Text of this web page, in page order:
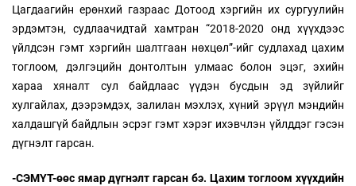
Цагдаагийн ерөнхий газраас Дотоод хэргийн их сургуулийн
эрдэмтэн, судлаачидтай хамтран “2018-2020 онд хүүхдээс
үйлдсэн гэмт хэргийн шалтгаан нөхцөл”-ийг судлахад цахим
тоглоом, дэлгэцийн донтолтын улмаас болон эцэг, эхийн
хараа хяналт сул байдлаас үүдэн бусдын эд зүйлийг
хулгайлах, дээрэмдэх, залилан мэхлэх, хүний эрүүл мэндийн
халдашгүй байдлын эсрэг гэмт хэрэг ихэвчлэн үйлддэг гэсэн
дүгнэлт гарсан.
-СЭМҮТ-өөс ямар дүгнэлт гарсан бэ. Цахим тоглоом хүүхдийн